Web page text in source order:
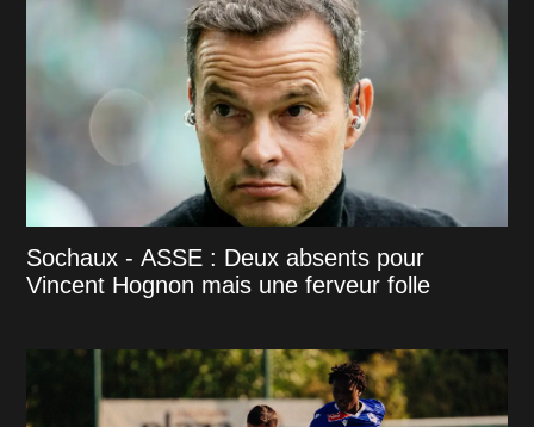
Sochaux - ASSE : Deux absents pour
Vincent Hognon mais une ferveur folle